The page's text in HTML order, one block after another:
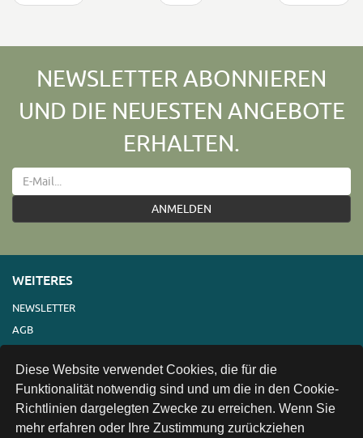
Diese Website verwendet Cookies, die für die
Funktionalität notwendig sind und um die in den Cookie-
Richtlinien dargelegten Zwecke zu erreichen. Wenn Sie
mehr erfahren oder Ihre Zustimmung zurückziehen
NEWSLETTER ABONNIEREN
UND DIE NEUESTEN ANGEBOTE
ERHALTEN.
ANMELDEN
WEITERES
NEWSLETTER
AGB
VERSAND
KONTAKT
LINKS